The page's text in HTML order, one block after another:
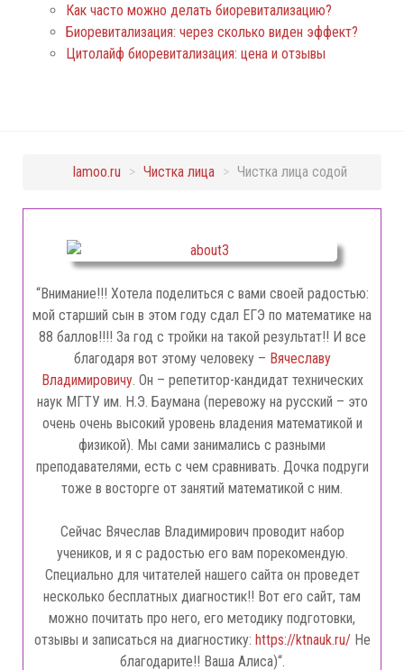
Как часто можно делать биоревитализацию?
Биоревитализация: через сколько виден эффект?
Цитолайф биоревитализация: цена и отзывы
lamoo.ru > Чистка лица > Чистка лица содой
“Внимание!!! Хотела поделиться с вами своей радостью:
мой старший сын в этом году сдал ЕГЭ по математике на
88 баллов!!!! За год с тройки на такой результат!! И все
благодаря вот этому человеку – Вячеславу
Владимировичу. Он – репетитор-кандидат технических
наук МГТУ им. Н.Э. Баумана (перевожу на русский – это
очень очень высокий уровень владения математикой и
физикой). Мы сами занимались с разными
преподавателями, есть с чем сравнивать. Дочка подруги
тоже в восторге от занятий математикой с ним.
Сейчас Вячеслав Владимирович проводит набор
учеников, и я с радостью его вам порекомендую.
Специально для читателей нашего сайта он проведет
несколько бесплатных диагностик!! Вот его сайт, там
можно почитать про него, его методику подготовки,
отзывы и записаться на диагностику: https://ktnauk.ru/Не
благодарите!! Ваша Алиса)“.